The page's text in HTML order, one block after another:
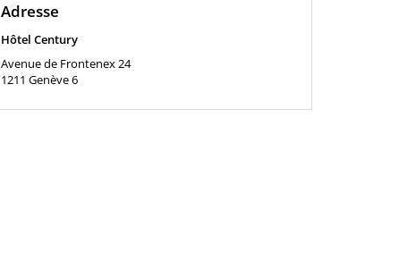
Adresse
Hôtel Century
Avenue de Frontenex 24
1211 Genève 6